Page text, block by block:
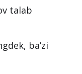
talab
ba’zi